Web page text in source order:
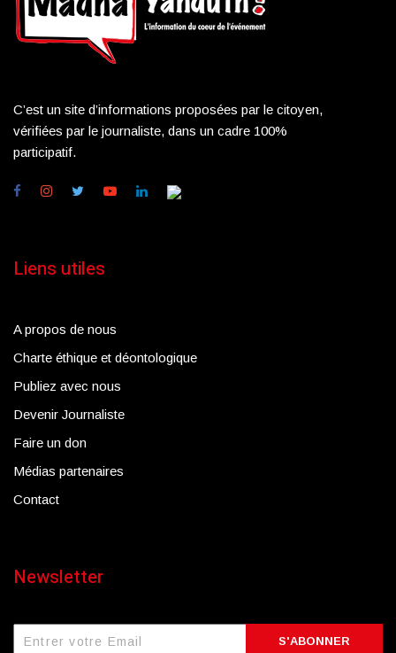
C’est un site d’informations proposées par le citoyen,
vérifiées par le journaliste, dans un cadre 100%
participatif.
Liens utiles
A propos de nous
Charte éthique et déontologique
Publiez avec nous
Devenir Journaliste
Faire un don
Médias partenaires
Contact
Newsletter
S'ABONNER